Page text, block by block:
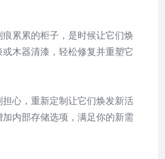
累累的柜子，是时候让它们焕
木器清漆，轻松修复并重塑它
心，重新定制让它们焕发新活
内部存储选项，满足你的新需